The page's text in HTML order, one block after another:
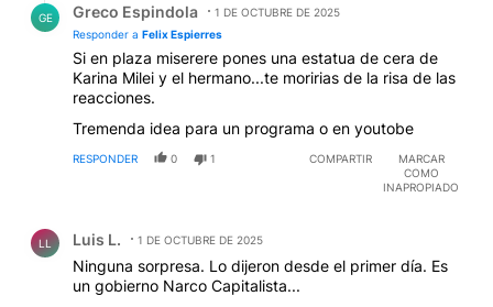
GE Greco Espindola
1 DE OCTUBRE DE 2025
Responder a Felix Espierres
Si en plaza miserere pones una estatua de cera de
Karina Milei y el hermano...te moririas de la risa de las
reacciones.
Tremenda idea para un programa o en youtobe
RESPONDER 0 1 COMPARTIR
MARCAR
COMO
INAPROPIADO
LL Luis L. 1 DE OCTUBRE DE 2025
Ninguna sorpresa. Lo dijeron desde el primer día. Es
un gobierno Narco Capitalista...